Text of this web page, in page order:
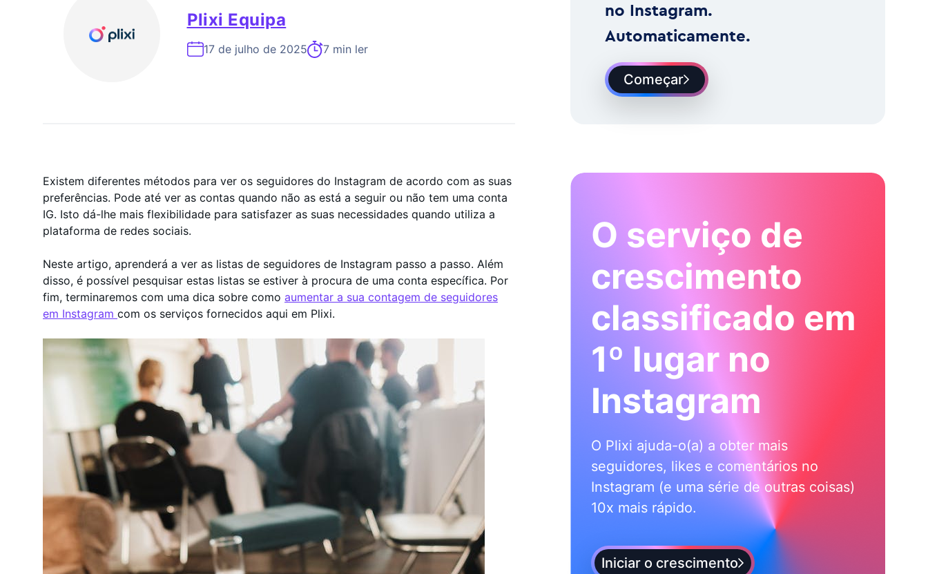
Plixi Equipa
17 de julho de 2025 7 min ler
no Instagram.
Automaticamente.
Começar
Existem diferentes métodos para ver os seguidores do Instagram de acordo com as suas
preferências. Pode até ver as contas quando não as está a seguir ou não tem uma conta
IG. Isto dá-lhe mais flexibilidade para satisfazer as suas necessidades quando utiliza a
plataforma de redes sociais.
Neste artigo, aprenderá a ver as listas de seguidores de Instagram passo a passo. Além
disso, é possível pesquisar estas listas se estiver à procura de uma conta específica. Por
fim, terminaremos com uma dica sobre como aumentar a sua contagem de seguidores
em Instagram com os serviços fornecidos aqui em Plixi.
O serviço de
crescimento
classificado em
1º lugar no
Instagram
O Plixi ajuda-o(a) a obter mais
seguidores, likes e comentários no
Instagram (e uma série de outras coisas)
10x mais rápido.
Iniciar o crescimento